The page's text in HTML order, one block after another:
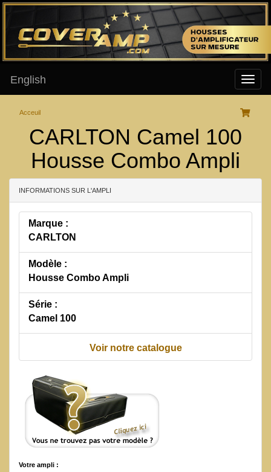
English
Acceuil
CARLTON Camel 100
Housse Combo Ampli
INFORMATIONS SUR L'AMPLI
Marque :
CARLTON
Modèle :
Housse Combo Ampli
Série :
Camel 100
Voir notre catalogue
Votre ampli :